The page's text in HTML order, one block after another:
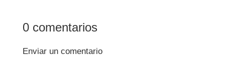
0 comentarios
Enviar un comentario